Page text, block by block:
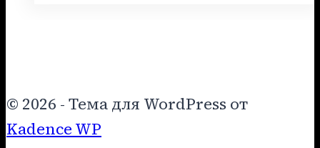
© 2026 - Тема для WordPress от
Kadence WP